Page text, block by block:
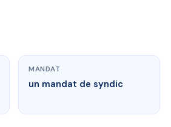
MANDAT
un mandat de syndic